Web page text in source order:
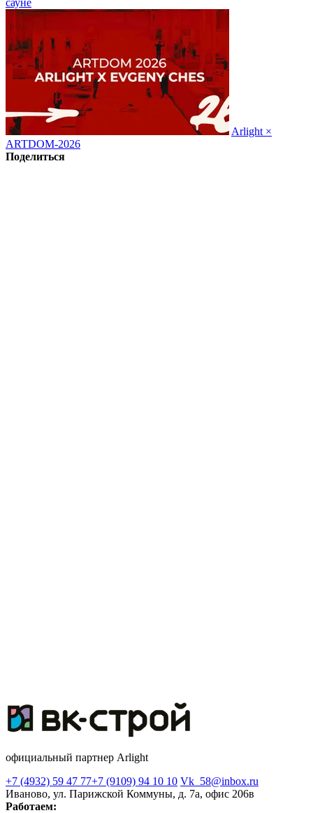
Arlight ×
ARTDOM-2026
Поделиться
официальный партнер Arlight
+7 (4932) 59 47 77+7 (9109) 94 10 10 Vk_58@inbox.ru
Иваново, ул. Парижской Коммуны, д. 7а, офис 206в
Работаем: